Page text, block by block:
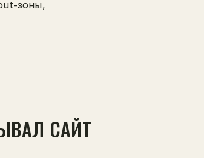
зоны,
САЙТ